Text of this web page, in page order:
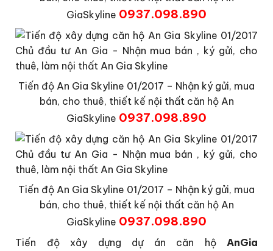
GiaSkyline 0937.098.890
Tiến độ An Gia Skyline 01/2017 – Nhận ký gửi, mua
bán, cho thuê, thiết kế nội thất căn hộ An
GiaSkyline 0937.098.890
Tiến độ An Gia Skyline 01/2017 – Nhận ký gửi, mua
bán, cho thuê, thiết kế nội thất căn hộ An
GiaSkyline 0937.098.890
Tiến độ xây dựng dự án căn hộ AnGia